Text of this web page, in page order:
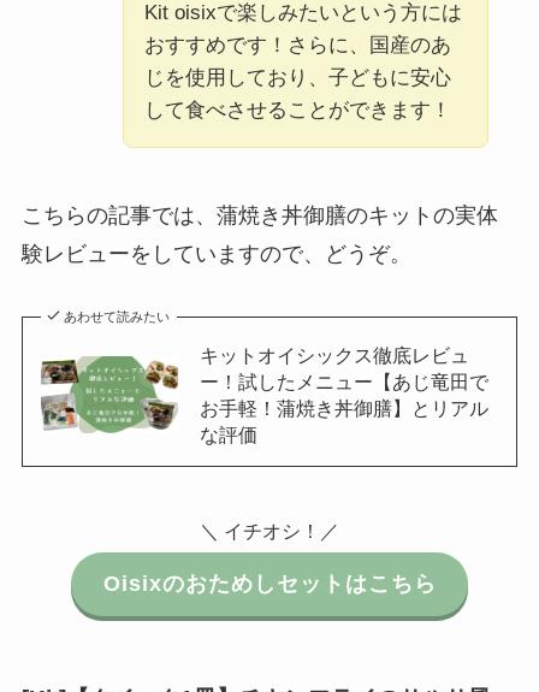
Kit oisixで楽しみたいという方には
おすすめです！さらに、国産のあ
じを使用しており、子どもに安心
して食べさせることができます！
こちらの記事では、蒲焼き丼御膳のキットの実体
験レビューをしていますので、どうぞ。
あわせて読みたい
キットオイシックス徹底レビュ
ー！試したメニュー【あじ竜田で
お手軽！蒲焼き丼御膳】とリアル
な評価
＼ イチオシ！／
Oisixのおためしセットはこちら